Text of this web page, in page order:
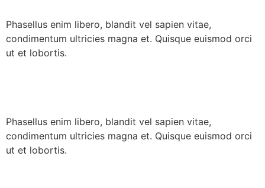
Phasellus enim libero, blandit vel sapien vitae,
condimentum ultricies magna et. Quisque euismod orci
ut et lobortis.
Phasellus enim libero, blandit vel sapien vitae,
condimentum ultricies magna et. Quisque euismod orci
ut et lobortis.